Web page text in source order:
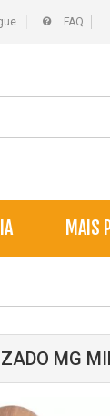
FAQ
MAIS
MG